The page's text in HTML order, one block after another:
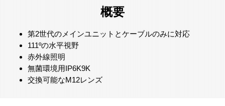
概要
第2世代のメインユニットとケーブルのみに対応
111ºの水平視野
赤外線照明
無菌環境用IP6K9K
交換可能なM12レンズ